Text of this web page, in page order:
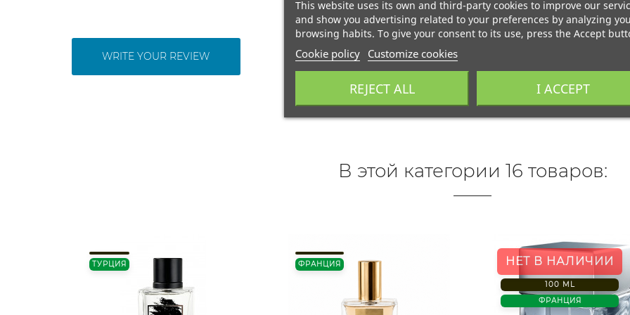
WRITE YOUR REVIEW
В этой категории 16 товаров:
ТУРЦИЯ ФРАНЦИЯ НЕТ В НАЛИЧИИ
100 ML
ФРАНЦИЯ
This website uses its own and third-party cookies to improve our
and show you advertising related to your preferences by analyzing
browsing habits. To give your consent to its use, press the Accept
Cookie policy Customize cookies
REJECT ALL I ACCEPT